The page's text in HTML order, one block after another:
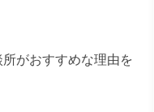
がおすすめな理由を